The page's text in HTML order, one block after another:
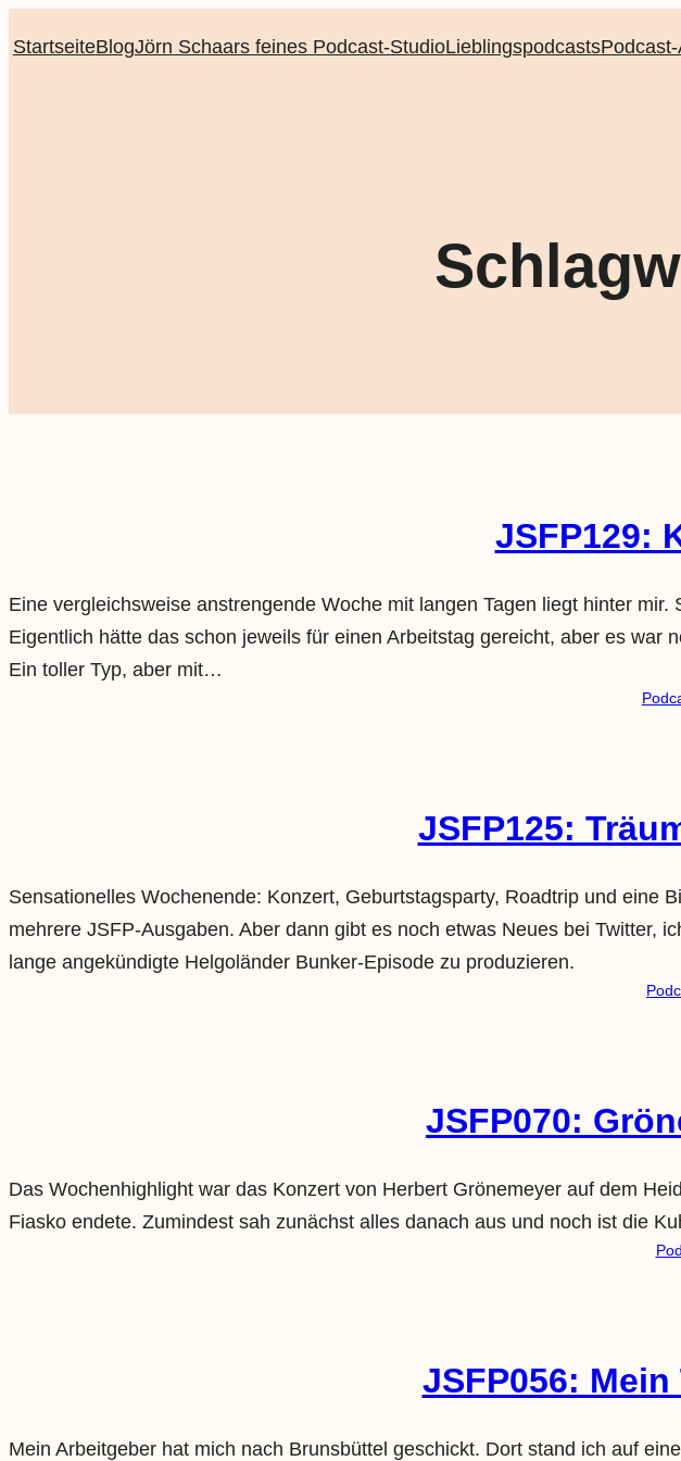
StartseiteBlogJörn Schaars feines Podcast-StudioLieblingspodcasts
JSFP129:
Eine vergleichsweise anstrengende Woche mit langen Tagen liegt hinter
Eigentlich hätte das schon jeweils für einen Arbeitstag gereicht, aber es
Ein toller Typ, aber mit…
JSFP125:
Sensationelles Wochenende: Konzert, Geburtstagsparty, Roadtrip und eine
mehrere JSFP-Ausgaben. Aber dann gibt es noch etwas Neues bei Twitter,
lange angekündigte Helgoländer Bunker-Episode zu produzieren.
JSFP070:
Das Wochenhighlight war das Konzert von Herbert Grönemeyer auf dem
Fiasko endete. Zumindest sah zunächst alles danach aus und noch ist die
JSFP056:
Mein Arbeitgeber hat mich nach Brunsbüttel geschickt. Dort stand ich auf